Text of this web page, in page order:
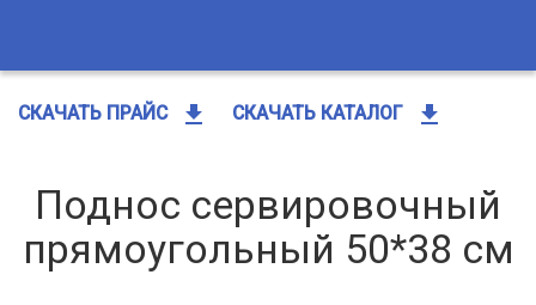
СКАЧАТЬ ПРАЙС get_app СКАЧАТЬ КАТАЛОГ get_app
Поднос сервировочный
прямоугольный 50*38 см